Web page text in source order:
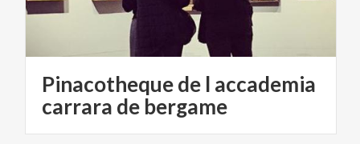
Pinacotheque de l accademia
carrara de bergame